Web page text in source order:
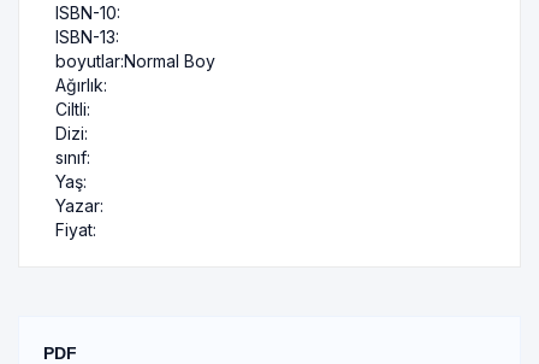
ISBN-10:
ISBN-13:
boyutlar:Normal Boy
Ağırlık:
Ciltli:
Dizi:
sınıf:
Yaş:
Yazar:
Fiyat:
PDF